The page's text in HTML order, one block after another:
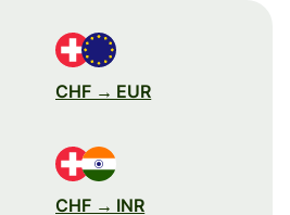
CHF → EUR
CHF → INR